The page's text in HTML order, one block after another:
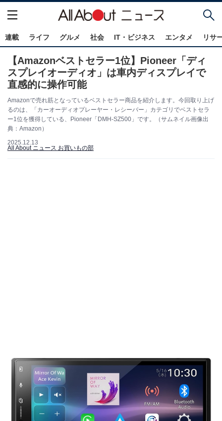
連載 ライフ グルメ 社会 IT・ビジネス エンタメ リサ
【Amazonベストセラー1位】Pioneer「ディ
スプレイオーディオ」は車内ディスプレイで
直感的に操作可能
Amazonで売れ筋となっているベストセラー商品を紹介します。今回取り上げ
るのは、「カーオーディオプレーヤー・レシーバー」カテゴリでベストセラ
ー1位を獲得している、Pioneer「DMH-SZ500」です。（サムネイル画像出
典：Amazon）
2025.12.13
All About ニュース お買いもの部